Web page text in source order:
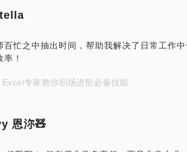
百忙之中抽出时间，帮助我解决了日常工作
！
Excel专家教你职场进阶必备技能
恩沵🧸